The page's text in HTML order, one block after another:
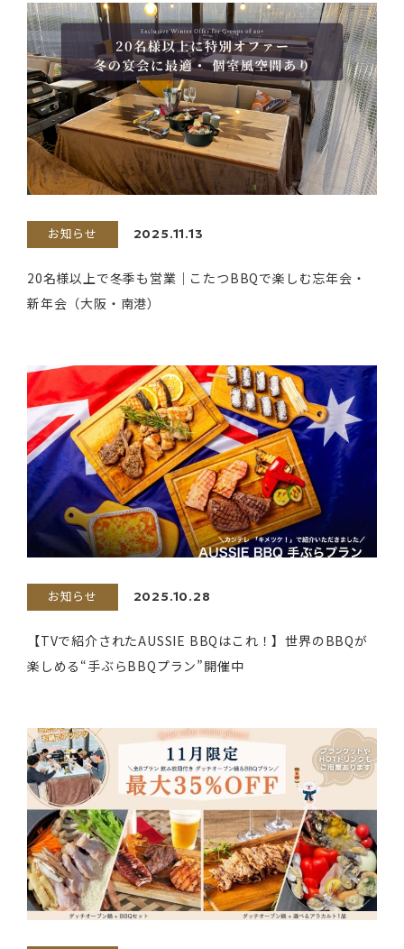
お知らせ 2025.11.13
20名様以上で冬季も営業｜こたつBBQで楽しむ忘年会・
新年会（大阪・南港）
お知らせ 2025.10.28
【TVで紹介されたAUSSIE BBQはこれ！】世界のBBQが
楽しめる“手ぶらBBQプラン”開催中